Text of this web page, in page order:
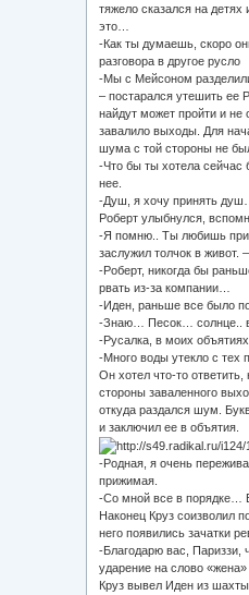
тяжело сказался на
это…
-Как ты думаешь, скоро
разговора в другое русло
-Мы с Мейсоном
– постарался утешить ее
найдут может пройти и не
завалило выходы. Для
шума с той стороны не
-Что бы ты хотела сейчас
нее.
-Душ, я хочу принять
Роберт улыбнулся,
-Я помню.. Ты любишь
заслужил толчок в живот.
-Роберт, никогда бы
рвать из-за компании…
-Иден, раньше все было
-Знаю… Песок… солнце..
-Русалка, в моих
-Много воды утекло с тех
Он хотел что-то
стороны заваленного
откуда раздался шум.
и заключил ее в объятия.
-Родная, я очень
прижимая.
-Со мной все в порядке…
Наконец Круз соизволил
него появились зачатки
-Благодарю вас, Париззи,
ударение на слово
Круз вывел Иден из